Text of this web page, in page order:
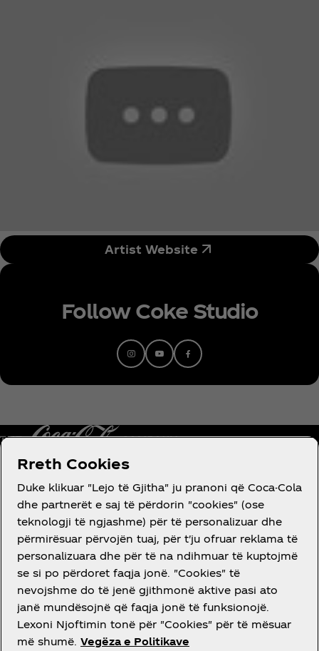
Artist Website
Follow Coke Studio
RRETH NESH
DO NDIHMË?
Rreth Cookies
Duke klikuar "Lejo të Gjitha" ju pranoni që Coca-Cola
dhe partnerët e saj të përdorin "cookies" (ose
teknologji të ngjashme) për të personalizuar dhe
përmirësuar përvojën tuaj, për t'ju ofruar reklama të
personalizuara dhe për të na ndihmuar të kuptojmë
se si po përdoret faqja jonë. "Cookies" të
nevojshme do të jenë gjithmonë aktive pasi ato
janë mundësojnë që faqja jonë të funksionojë.
Lexoni Njoftimin tonë për "Cookies" për të mësuar
më shumë. Vegëza e Politikave